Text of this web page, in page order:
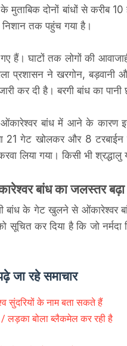
दोनों बांधों से करीब
तक पहुंच गया है।
हैं। घाटों तक लोगों की
प्रशासन ने खरगोन, बड़वानी
कर दी है। बरगी बांध का
से ओंकारेश्वर बांध में आने के
21 गेट खोलकर और 8
लिया गया। किसी भी श्रद्धालु
बांध का जलस्तर बढ़ा
बांध के गेट खुलने से ओंकारेश्वर
कर दिया है कि जो
जा रहे समाचार
सुंदरियों के नाम बता सकते हैं
/ लड़का बोला ब्लैकमेल कर रही है